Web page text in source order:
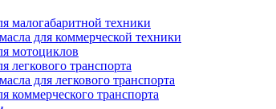
малогабаритной техники
для коммерческой техники
мотоциклов
легкового транспорта
для легкового транспорта
коммерческого транспорта